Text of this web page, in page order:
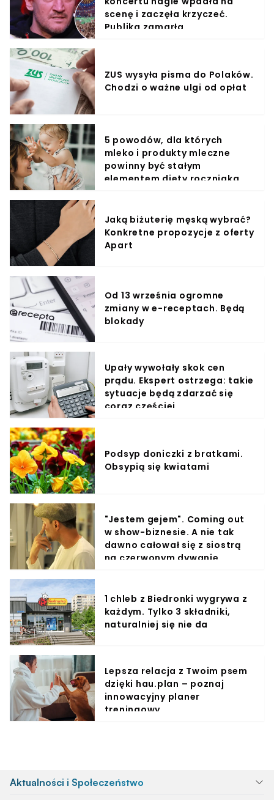
scenę i zaczęła krzyczeć.
Publika zamarła
ZUS wysyła pisma do Polaków.
Chodzi o ważne ulgi od opłat
5 powodów, dla których
mleko i produkty mleczne
powinny być stałym
elementem diety roczniaka
Jaką biżuterię męską wybrać?
Konkretne propozycje z oferty
Apart
Od 13 września ogromne
zmiany w e-receptach. Będą
blokady
Upały wywołały skok cen
prądu. Ekspert ostrzega: takie
sytuacje będą zdarzać się
coraz częściej
Podsyp doniczki z bratkami.
Obsypią się kwiatami
"Jestem gejem". Coming out
w show-biznesie. A nie tak
dawno całował się z siostrą
na czerwonym dywanie
1 chleb z Biedronki wygrywa z
każdym. Tylko 3 składniki,
naturalniej się nie da
Lepsza relacja z Twoim psem
dzięki hau.plan – poznaj
innowacyjny planer
treningowy
Aktualności i Społeczeństwo